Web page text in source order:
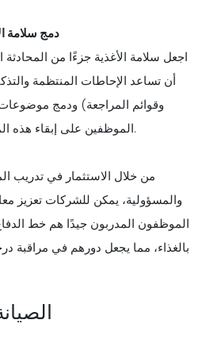
دمج سلامة
اجعل سلامة الأغذية جزءًا من
أن تساعد الإحاطات المنتظمة
وقوائم المراجعة) ودمج
الموظفين على إبقاء هذه الممارسات في مقدمة أولوياتنا.
من خلال الاستثمار في تدريب
والمسؤولية، يمكن للشركات تعزيز
الموظفون المدربون جيدًا هم خط
بالغذاء، مما يجعل دورهم في مراقبة